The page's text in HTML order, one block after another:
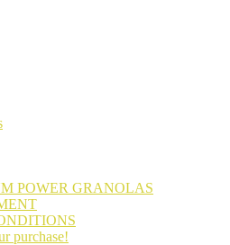
POWER GRANOLAS
purchase!